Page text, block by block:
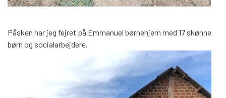
Påsken har jeg fejret på Emmanuel børnehjem med 17 skønne
børn og socialarbejdere.